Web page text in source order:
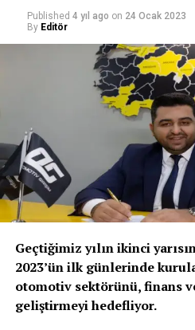
Published 4 yıl ago on 24 Ocak 2023
By Editör
Geçtiğimiz yılın ikinci
2023’ün ilk günlerinde
otomotiv sektörünü, finans
geliştirmeyi hedefliyor.